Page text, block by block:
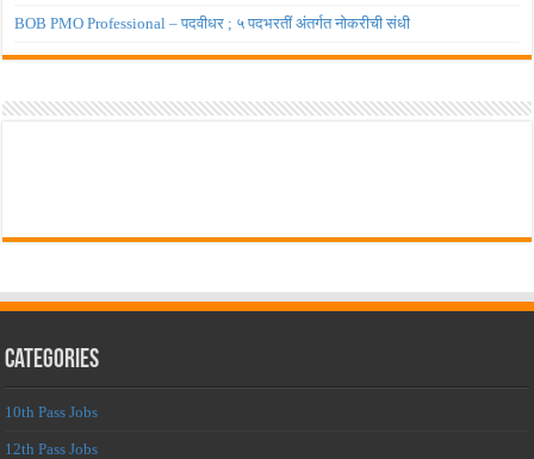
BOB PMO Professional – पदवीधर ; ५ पदभरतीं अंतर्गत नोकरीची संधी
Categories
10th Pass Jobs
12th Pass Jobs